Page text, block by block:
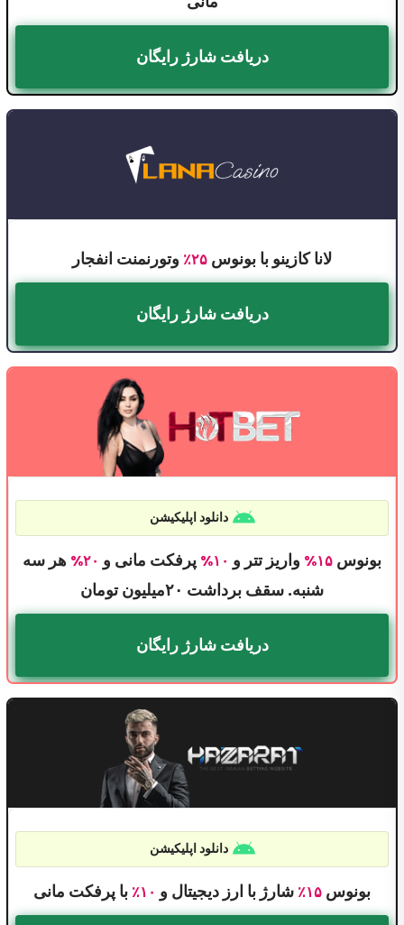
دریافت شارژ رایگان
لانا کازینو با بونوس ۲۵٪ وتورنمنت انفجار
دریافت شارژ رایگان
دانلود اپلیکیشن
بونوس ۱۵% واریز تتر و ۱۰% پرفکت مانی و ۲۰%
هر سه
شنبه. سقف برداشت ۲۰میلیون تومان
دریافت شارژ رایگان
دانلود اپلیکیشن
بونوس ۱۵٪ شارژ با ارز دیجیتال و ۱۰٪ با پرفکت مانی